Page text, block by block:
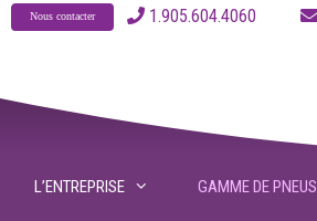
Aller
Nous contacter 1.905.604.4060
L’ENTREPRISE GAMME DE PNEUS